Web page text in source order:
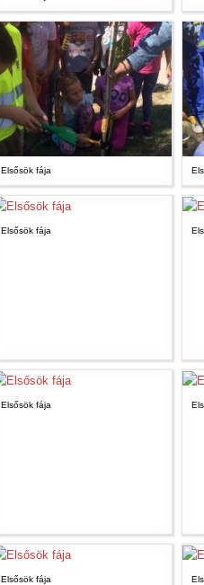
Elsősök fája
Elsősök fája
Elsősök fája
Elsősök fája